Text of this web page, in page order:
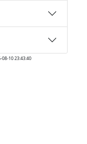
10 23:43:40